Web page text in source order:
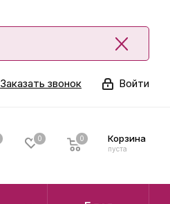
Войти
Заказать звонок
0 Корзина
0
пуста
0